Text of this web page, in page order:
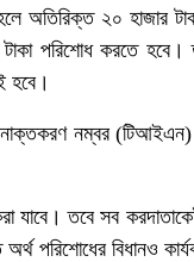
অতিরিক্ত ২০ হাজার
টাকা পরিশোধ করতে
হবে।
নম্বর (টিআইএন)
যাবে। তবে সব
পরিশোধের বিধানও